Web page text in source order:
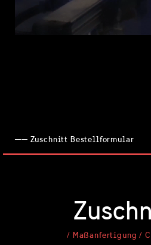
── Zuschnitt Bestellformular
/ Maßanfertigung /